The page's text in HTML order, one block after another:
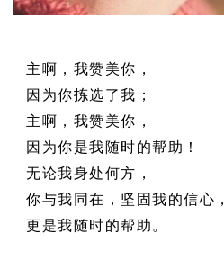
主啊，我赞美你，
因为你拣选了我；
主啊，我赞美你，
因为你是我随时的帮助！
无论我身处何方，
你与我同在， 坚固我的信心，
更是我随时的帮助。